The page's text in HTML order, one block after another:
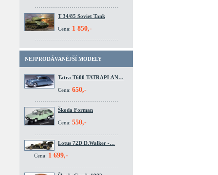
T 34/85 Soviet Tank
Cena: 1 850,-
NEJPRODÁVANĚJŠÍ MODELY
Tatra T600 TATRAPLAN…
Cena: 650,-
Škoda Forman
Cena: 550,-
Lotus 72D D.Walker -…
Cena: 1 699,-